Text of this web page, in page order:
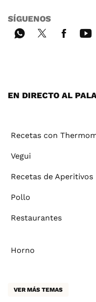
SÍGUENOS
EN DIRECTO AL
Recetas con
Vegui
Recetas de Aperitivos
Pollo
Restaurantes
Horno
VER MÁS TEMAS